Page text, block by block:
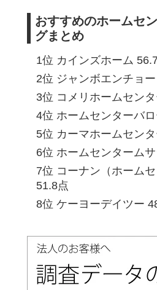
おすすめのホームセ
グまとめ
1位 カインズホーム
2位 ジャンボエンチョ
3位 コメリホームセン
4位 ホームセンターバ
5位 カーマホームセン
6位 ホームセンターム
7位 コーナン（ホーム
51.8点
8位 ケーヨーデイツー